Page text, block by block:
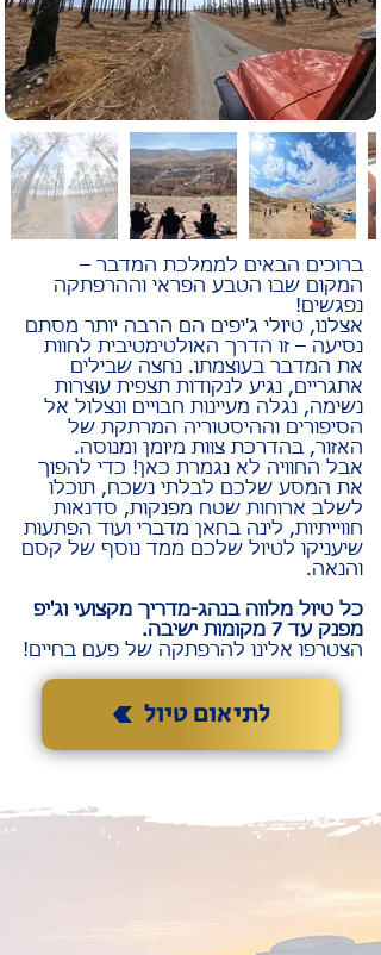
ברוכים הבאים לממלכת המדבר –
המקום שבו הטבע הפראי וההרפתקה
נפגשים!
אצלנו, טיולי ג'יפים הם הרבה יותר מסתם
נסיעה – זו הדרך האולטימטיבית לחוות
את המדבר בעוצמתו. נחצה שבילים
אתגריים, נגיע לנקודות תצפית עוצרות
נשימה, נגלה מעיינות חבויים ונצלול אל
הסיפורים וההיסטוריה המרתקת של
האזור, בהדרכת צוות מיומן ומנוסה.
אבל החוויה לא נגמרת כאן! כדי להפוך
את המסע שלכם לבלתי נשכח, תוכלו
לשלב ארוחות שטח מפנקות, סדנאות
חווייתיות, לינה בחאן מדברי ועוד הפתעות
שיעניקו לטיול שלכם ממד נוסף של קסם
והנאה.
כל טיול מלווה בנהג-מדריך מקצועי וג'יפ
מפנק עד 7 מקומות ישיבה.
הצטרפו אלינו להרפתקה של פעם בחיים!
לתיאום טיול